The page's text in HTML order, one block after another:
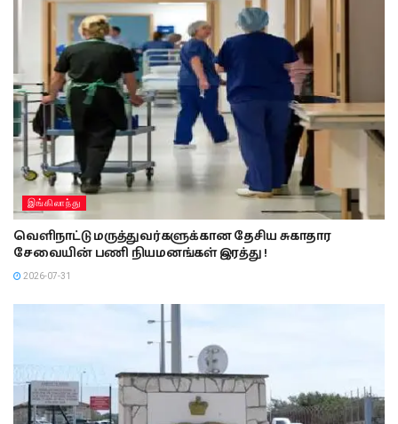
இங்கிலாந்து
வெளிநாட்டு மருத்துவர்களுக்கான தேசிய சுகாதார
சேவையின் பணி நியமனங்கள் இரத்து !
2026-07-31